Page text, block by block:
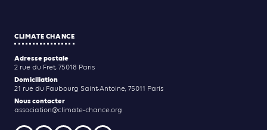
CLIMATE CHANCE
Adresse postale
2 rue du Fret, 75018 Paris
Domiciliation
21 rue du Faubourg Saint-Antoine, 75011 Paris
Nous contacter
association@climate-chance.org